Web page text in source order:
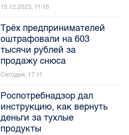
15.12.2023, 11:16
Трёх предпринимателей
оштрафовали на 603
тысячи рублей за
продажу снюса
Сегодня, 17:11
Роспотребнадзор дал
инструкцию, как вернуть
деньги за тухлые
продукты